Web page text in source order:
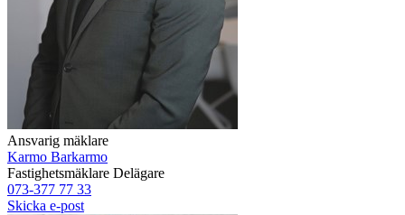
Ansvarig mäklare
Karmo Barkarmo
Fastighetsmäklare Delägare
073-377 77 33
Skicka e-post